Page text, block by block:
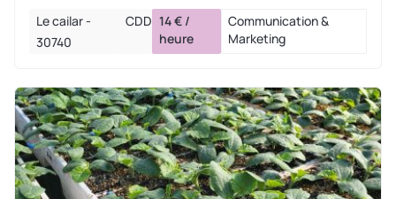
Le cailar -
30740
CDD 14 € /
heure
Communication &
Marketing